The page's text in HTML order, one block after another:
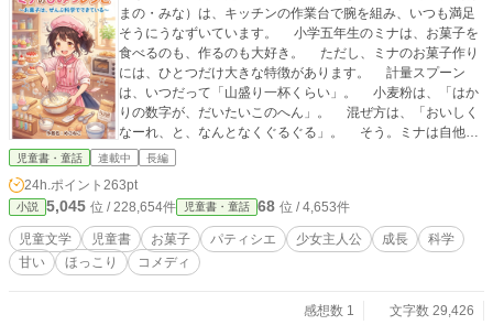
----------------------------------- 洗脳社会＜マトリックス＞の謎を
解く～科学も医学も迷信だった～ 作者 坂崎文明（カクヨム
で祝155万PV超えの人気エッセイ！？ 真の医学と科学を追
求していきます） https://ncode.syosetu.com/n1971dp/ カ
クヨム版 https://kakuyomu.jp/works/1177354054881040030
（公開停止中）
まの・みな）は、キッチンの作業台で腕を組み、いつも満足
そうにうなずいています。 小学五年生のミナは、お菓子を
食べるのも、作るのも大好き。 ただし、ミナのお菓子作り
には、ひとつだけ大きな特徴があります。 計量スプーン
は、いつだって「山盛り一杯くらい」。 小麦粉は、「はか
りの数字が、だいたいこのへん」。 混ぜ方は、「おいしく
なーれ、と、なんとなくぐるぐる」。 そう。ミナは自他と
もに認める、超・感覚派だったのです。 そんなミナが、師
メキとあげていく そんな成長物語。 この本を読んだら、お
菓子を作りたくなる？
児童書・童話 連載中 長編
24h.ポイント 263pt
小説 5,045 位 / 228,654件 児童書・童話 68 位 / 4,653件
児童文学 児童書 お菓子 パティシエ 少女主人公 成長
科学
甘い
ほっこり コメディ
感想数 1
文字数 29,426